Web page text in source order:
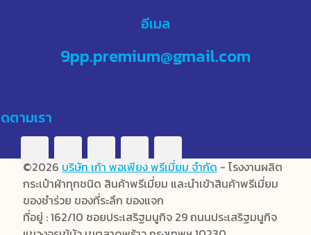
อีเมล
9pp.premium@gmail.com
ตามเรา
©2026 บริษัท เก้า พอเพียง พรีเมี่ยม จำกัด - โรงงานผลิต
กระเป๋าผ้าทุกชนิด สินค้าพรีเมี่ยม และนำเข้าสินค้าพรีเมี่ยม
ของชำร่วย ของที่ระลึก ของแจก
ที่อยู่ : 162/10 ซอยประเสริฐมนูกิจ 29 ถนนประเสริฐมนูกิจ